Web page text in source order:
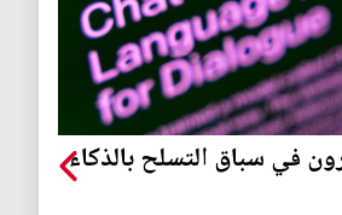
في سباق التسلح بالذكاء